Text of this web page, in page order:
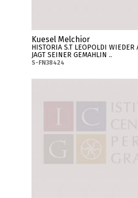
Kuesel Melchior
HISTORIA S.T LEOPOLDI WIEDER
JAGT SEINER GEMAHLIN ..
S-FN38424